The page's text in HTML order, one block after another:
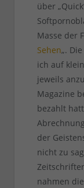
über
Masse der
Sehen„.
ich auf
jeweils
Magazine
bezahlt
der
nicht zu
nahmen